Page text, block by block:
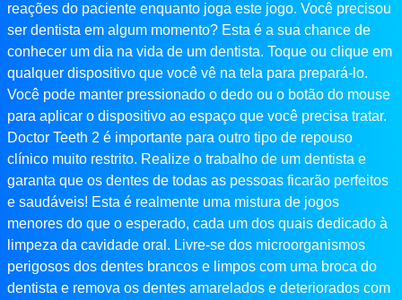
reações do paciente enquanto joga este jogo. Você precisou
ser dentista em algum momento? Esta é a sua chance de
conhecer um dia na vida de um dentista. Toque ou clique em
qualquer dispositivo que você vê na tela para prepará-lo.
Você pode manter pressionado o dedo ou o botão do mouse
para aplicar o dispositivo ao espaço que você precisa tratar.
Doctor Teeth 2 é importante para outro tipo de repouso
clínico muito restrito. Realize o trabalho de um dentista e
garanta que os dentes de todas as pessoas ficarão perfeitos
e saudáveis! Esta é realmente uma mistura de jogos
menores do que o esperado, cada um dos quais dedicado à
limpeza da cavidade oral. Livre-se dos microorganismos
perigosos dos dentes brancos e limpos com uma broca do
dentista e remova os dentes amarelados e deteriorados com